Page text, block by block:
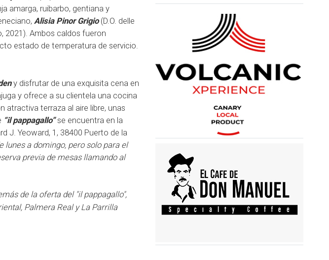
amarga, ruibarbo, gentiana y
Alisia Pinor Grigio(D.O. delle
2021). Ambos caldos fueron
estado de temperatura de servicio.
y disfrutar de una exquisita cena en
y ofrece a su clientela una cocina
atractiva terraza al aire libre, unas
“il pappagallo”se encuentra en la
J. Yeoward, 1, 38400 Puerto de la
lunes a domingo, pero solo para el
previa de mesas llamando al
de la oferta del "il pappagallo",
Palmera Real y La Parrilla